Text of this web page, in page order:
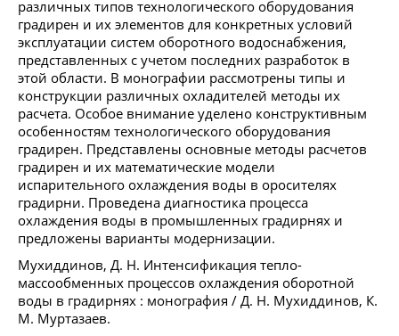
различных типов технологического оборудования
градирен и их элементов для конкретных условий
эксплуатации систем оборотного водоснабжения,
представленных с учетом последних разработок в
этой области. В монографии рассмотрены типы и
конструкции различных охладителей методы их
расчета. Особое внимание уделено конструктивным
особенностям технологического оборудования
градирен. Представлены основные методы расчетов
градирен и их математические модели
испарительного охлаждения воды в оросителях
градирни. Проведена диагностика процесса
охлаждения воды в промышленных градирнях и
предложены варианты модернизации.
Мухиддинов, Д. Н. Интенсификация тепло-
массообменных процессов охлаждения оборотной
воды в градирнях : монография / Д. Н. Мухиддинов, К.
М. Муртазаев.